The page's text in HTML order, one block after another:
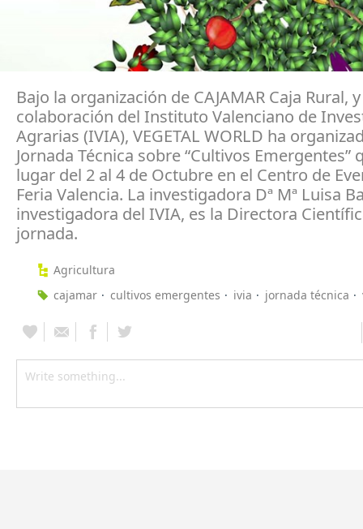
Bajo la organización de CAJAMAR Caja Rural,
colaboración del Instituto Valenciano de
Agrarias (IVIA), VEGETAL WORLD ha
Jornada Técnica sobre “Cultivos Emergentes”
lugar del 2 al 4 de Octubre en el Centro de
Feria Valencia. La investigadora Dª Mª Luisa
investigadora del IVIA, es la Directora
jornada.
Agricultura
cajamar
cultivos emergentes ivia jornada técnica